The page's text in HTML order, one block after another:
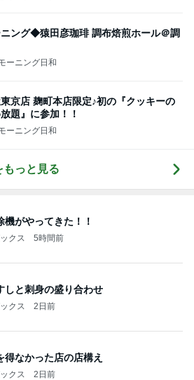
ング◆猿田彦珈琲 調布焙煎ホール＠調
ーニング日和
京店 麹町本店限定♪初の『クッキーの
題』に参加！！
ーニング日和
もっと見る
機がやってきた！！
クス 5時間前
しと刺身の盛り合わせ
クス 2日前
得なかった店の店構え
クス 2日前